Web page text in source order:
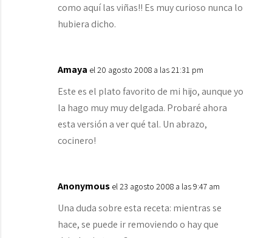
como aquí las viñas!! Es muy curioso nunca lo
hubiera dicho.
Amaya el 20 agosto 2008 a las 21:31 pm
Este es el plato favorito de mi hijo, aunque yo
la hago muy muy delgada. Probaré ahora
esta versión a ver qué tal. Un abrazo,
cocinero!
Anonymous el 23 agosto 2008 a las 9:47 am
Una duda sobre esta receta: mientras se
hace, se puede ir removiendo o hay que